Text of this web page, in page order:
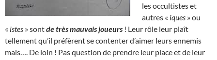
les occultistes et
autres « iques » ou
« istes » sontde très mauvais joueurs ! Leur rôle leur plaît
tellement qu’il préfèrent se contenter d’aimer leurs ennemis
mais…. De loin ! Pas question de prendre leur place et de leur